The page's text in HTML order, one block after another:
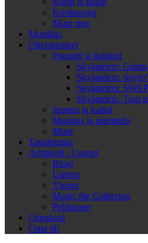
Korttisuojat
Muut mtg
Musiikki
Oheistuotteet
Figuurit ja hahmot
Skylanders: Giants
Skylanders:
Skylanders:
Skylanders: Trap
Juomat ja karkit
Maalaus ja rakentelu
Muut
Tapahtumat
Artikkelit / Uutiset
Blogi
Uutiset
Yleiset
Magic the Gathering
Pelihuone
Ostoskori
Oma tili